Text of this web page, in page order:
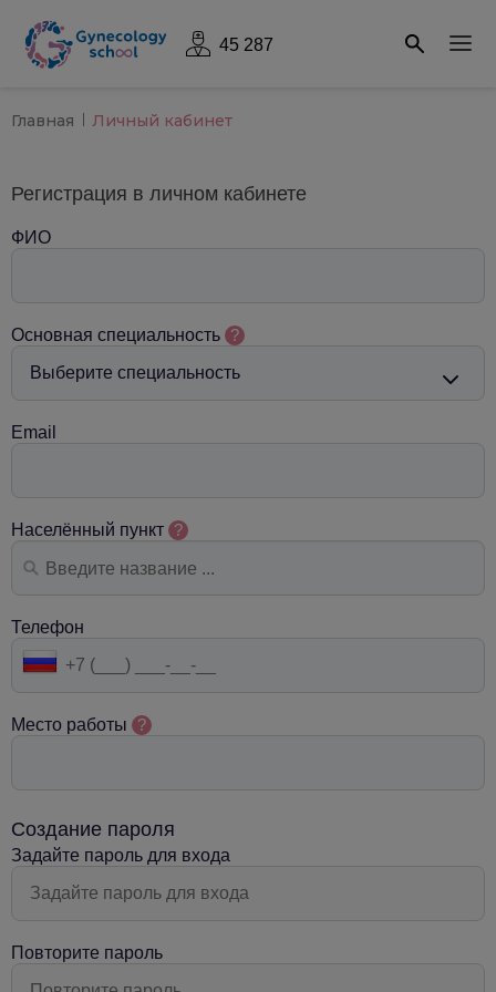
45 287
Главная Личный кабинет
Регистрация в личном кабинете
ФИО
Основная специальность ?
Email
Населённый пункт ?
Телефон
Место работы ?
Создание пароля
Задайте пароль для входа
Повторите пароль